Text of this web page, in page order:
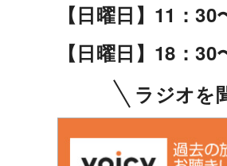
【日曜日】 11：
【日曜日】 18：
ラジオを